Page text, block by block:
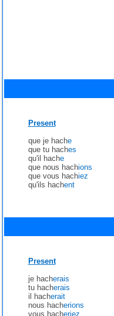
Present
que je hache
que tu haches
qu'il hache
que nous hachions
que vous hachiez
qu'ils hachent
Present
je hacherais
tu hacherais
il hacherait
nous hacherions
vous hacheriez